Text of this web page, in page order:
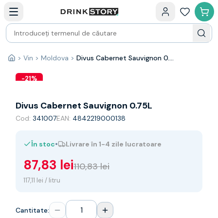
Bauturi fine — selectie
Produse Noi
Cosuri cadou
Pachete & Cadouri
Vin
Tamaioasa
Franta
Spania
Australia
Noua Zeelanda
Sampanie
Acasă
> Vin > Moldova > Divus Cabernet Sauvignon 0.75L
-21%
Divus Cabernet Sauvignon 0.75L
Cod: 341007EAN: 4842219000138
În stoc• Livrare în 1-4 zile lucratoare
87,83 lei110,83 lei
117,11 lei / litru
Cantitate: